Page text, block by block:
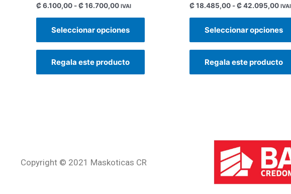
Valorado
con
0
₡6.100,00 -₡16.700,00 IVAI
Seleccionar opciones
Regala este producto
Valorado
con
0
₡18.485,00 -₡42.095,00 IVAI
Seleccionar opciones
Regala este producto
Copyright © 2021 Maskoticas CR